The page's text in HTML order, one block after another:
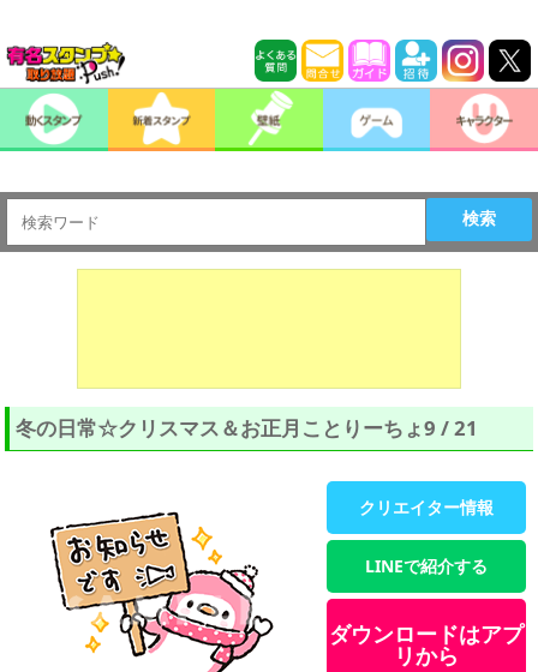
検索
冬の日常☆クリスマス＆お正月ことりーちょ9 / 21
クリエイター情報
LINEで紹介する
ダウンロードはアプ
リから